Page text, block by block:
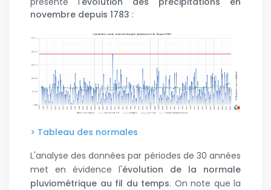
novembre depuis 1783 :
> Tableau des normales
L'analyse des données par périodes de 30 années
met en évidence l'évolution de la normale
pluviométrique au fil du temps. On note que la